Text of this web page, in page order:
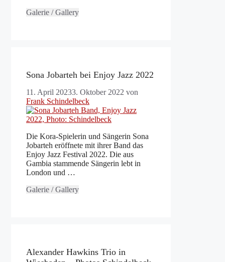
Galerie / Gallery
Sona Jobarteh bei Enjoy Jazz 2022
11. April 20233. Oktober 2022 von
Frank Schindelbeck
Die Kora-Spielerin und Sängerin Sona
Jobarteh eröffnete mit ihrer Band das
Enjoy Jazz Festival 2022. Die aus
Gambia stammende Sängerin lebt in
London und …
Galerie / Gallery
Alexander Hawkins Trio in